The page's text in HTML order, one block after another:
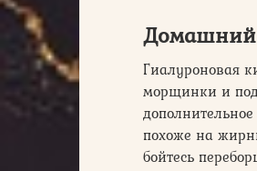
Домашний
Гиалуроновая
морщинки и
похоже на
бойтесь